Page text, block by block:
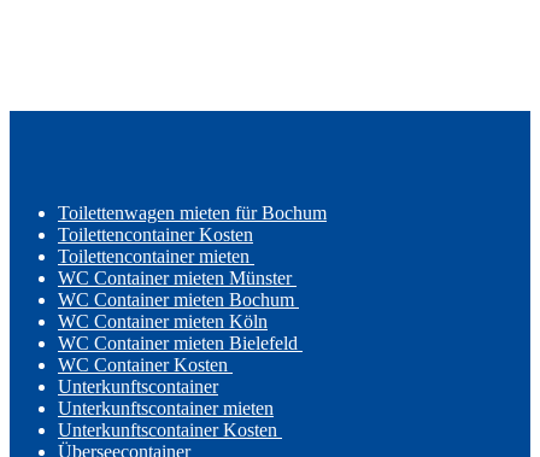
Toilettenwagen mieten für Bochum
Toilettencontainer Kosten
Toilettencontainer mieten
WC Container mieten Münster
WC Container mieten Bochum
WC Container mieten Köln
WC Container mieten Bielefeld
WC Container Kosten
Unterkunftscontainer
Unterkunftscontainer mieten
Unterkunftscontainer Kosten
Überseecontainer